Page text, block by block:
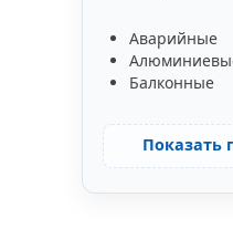
Аварийные
Балконные
Показать